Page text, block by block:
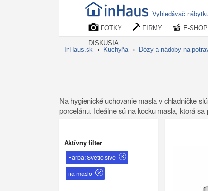
Vyhledávač
FOTKY FIRMY E-SHOP
DISKUSIA
InHaus.sk › Kuchyňa › Dózy a nádoby na
Na hygienické uchovanie masla v chladničke
porcelánu. Ideálne sú na kocku masla, ktorá
Aktívny filter
Farba: Svetlo sivé
na maslo